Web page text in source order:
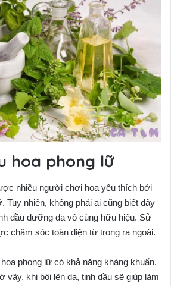
hoa phong lữ
nhiều người chơi hoa yêu thích bởi
Tuy nhiên, không phải ai cũng biết đây
dầu dưỡng da vô cùng hữu hiệu. Sử
chăm sóc toàn diện từ trong ra ngoài.
phong lữ có khả năng kháng khuẩn,
vậy, khi bôi lên da, tinh dầu sẽ giúp làm